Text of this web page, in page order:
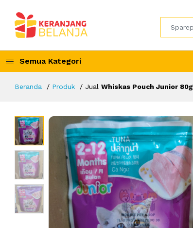
Semua Kategori
Beranda Produk Jual Whiskas Pouch Junior 80g